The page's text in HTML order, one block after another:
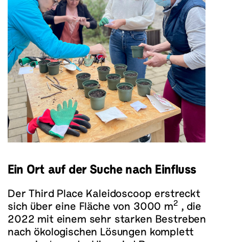
Ein Ort auf der Suche nach Einfluss
Der Third Place Kaleidoscoop erstreckt
sich über eine Fläche von 3000 m2, die
2022 mit einem sehr starken Bestreben
nach ökologischen Lösungen komplett